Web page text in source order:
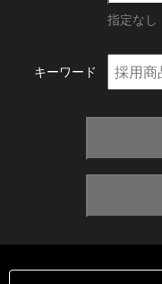
指定なし
キーワード